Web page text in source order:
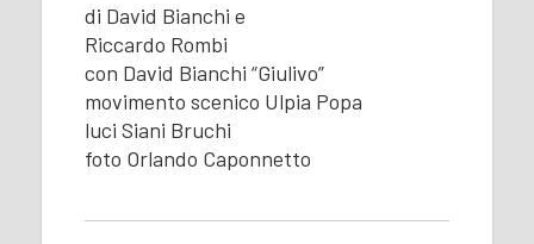
di David Bianchi e
Riccardo Rombi
con David Bianchi “Giulivo”
movimento scenico Ulpia Popa
luci Siani Bruchi
foto Orlando Caponnetto